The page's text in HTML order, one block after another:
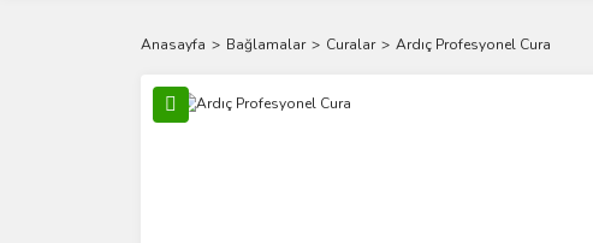
Anasayfa Bağlamalar Curalar Ardıç Profesyonel Cura